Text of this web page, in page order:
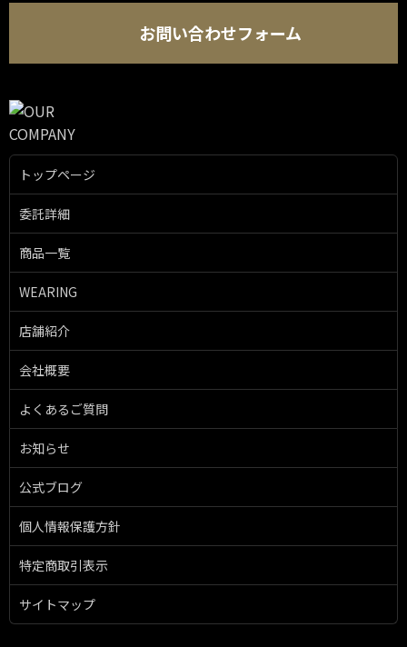
お問い合わせフォーム
トップページ
委託詳細
商品一覧
WEARING
店舗紹介
会社概要
よくあるご質問
お知らせ
公式ブログ
個人情報保護方針
特定商取引表示
サイトマップ